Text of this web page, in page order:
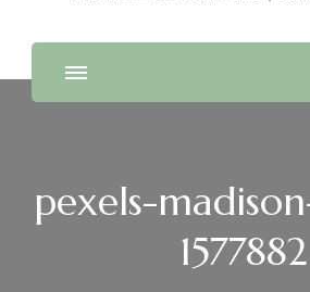
pexels-
1577882